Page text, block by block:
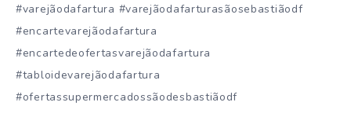
#varejãodafartura #varejãodafarturasãosebastiãodf
#encartevarejãodafartura
#encartedeofertasvarejãodafartura
#tabloidevarejãodafartura
#ofertassupermercadossãodesbastiãodf